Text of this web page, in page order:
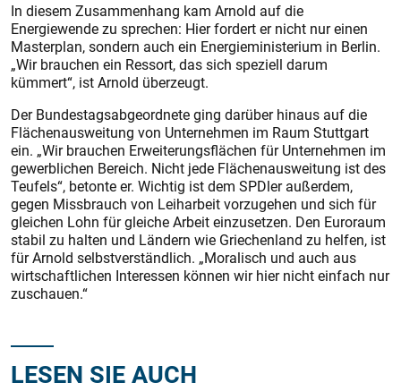
In diesem Zusammenhang kam Arnold auf die
Energiewende zu sprechen: Hier fordert er nicht nur einen
Masterplan, sondern auch ein Energieministerium in Berlin.
„Wir brauchen ein Ressort, das sich speziell darum
kümmert“, ist Arnold überzeugt.
Der Bundestagsabgeordnete ging darüber hinaus auf die
Flächenausweitung von Unternehmen im Raum Stuttgart
ein. „Wir brauchen Erweiterungsflächen für Unternehmen im
gewerblichen Bereich. Nicht jede Flächenausweitung ist des
Teufels“, betonte er. Wichtig ist dem SPDler au­ßerdem,
gegen Missbrauch von Leiharbeit vorzugehen und sich für
gleichen Lohn für gleiche Arbeit einzusetzen. Den Euroraum
stabil zu halten und Ländern wie Griechenland zu helfen, ist
für Arnold selbstverständlich. „Moralisch und auch aus
wirtschaftlichen Interessen können wir hier nicht einfach nur
zuschauen.“
LESEN SIE AUCH